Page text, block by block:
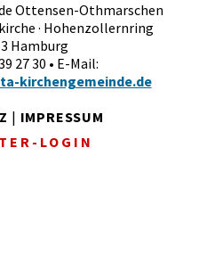
Ottensen-Othmarschen
· Hohenzollernring
Hamburg
27 30 • E-Mail:
kirchengemeinde.de
| IMPRESSUM
LOGIN